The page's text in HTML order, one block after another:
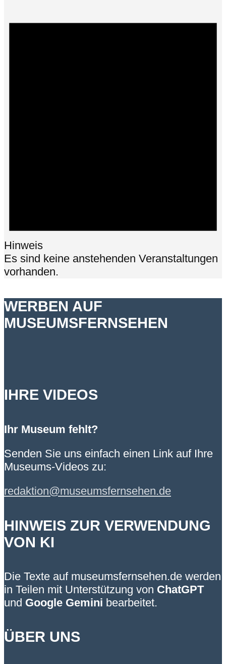
Hinweis
Es sind keine anstehenden Veranstaltungen
vorhanden.
WERBEN AUF
MUSEUMSFERNSEHEN
IHRE VIDEOS
Ihr Museum fehlt?
Senden Sie uns einfach einen Link auf Ihre
Museums-Videos zu:
redaktion@museumsfernsehen.de
HINWEIS ZUR VERWENDUNG
VON KI
Die Texte auf museumsfernsehen.de werden
in Teilen mit Unterstützung von ChatGPT
und Google Gemini bearbeitet.
ÜBER UNS